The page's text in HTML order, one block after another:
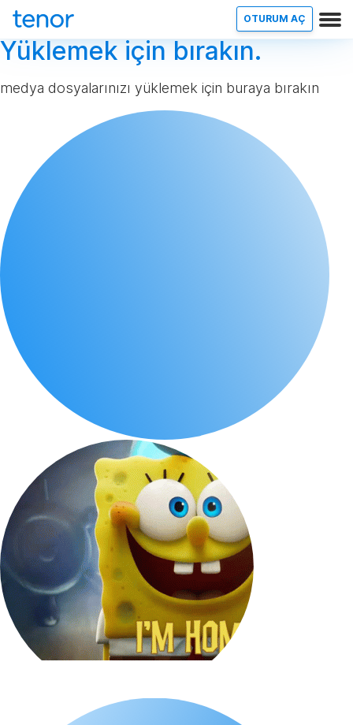
OTURUM AÇ
Yüklemek için bırakın.
medya dosyalarınızı yüklemek için buraya bırakın